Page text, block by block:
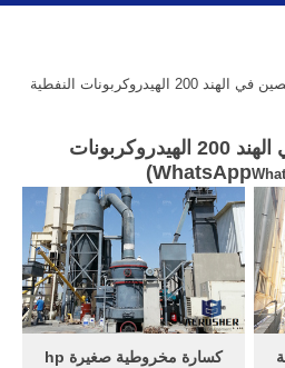
النفطية
محطة كسارة الصين في الهند 200 الهيدروكربونات
WhatsApp
)
كسارة مخروطية صغيرة hp